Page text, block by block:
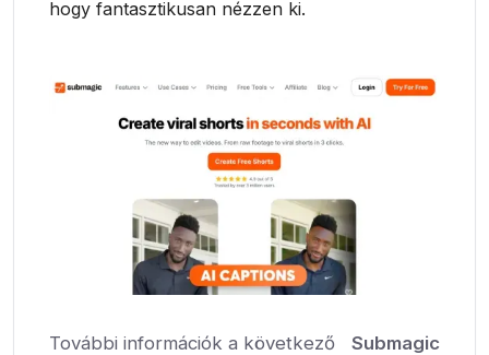
hogy fantasztikusan nézzen ki.
További információk a következő
Submagic